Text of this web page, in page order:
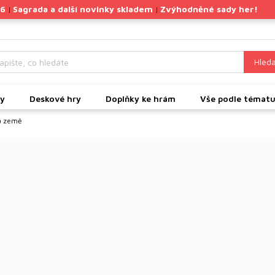
| Sagrada a další novinky skladem | Zvýhodněné sady her!
Deskové hry Doplňky ke hrám Vše podle tématu
země